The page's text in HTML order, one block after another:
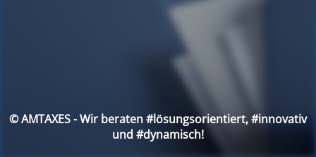
© AMTAXES - Wir beraten #lösungsorientiert, #innovativ
und #dynamisch!